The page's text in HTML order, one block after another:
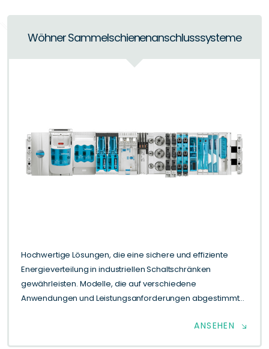
Wöhner Sammelschienenanschlusssysteme
Hochwertige Lösungen, die eine sichere und effiziente
Energieverteilung in industriellen Schaltschränken
gewährleisten. Modelle, die auf verschiedene
Anwendungen und Leistungsanforderungen abgestimmt
Installation. Sichere Verbindungen durch hochwertige
ANSEHEN